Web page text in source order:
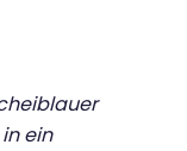
ein